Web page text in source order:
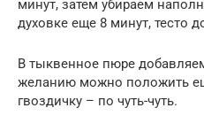
минут, затем убираем
духовке еще 8 минут, тесто
В тыквенное пюре
желанию можно положить
гвоздичку – по чуть-чуть.